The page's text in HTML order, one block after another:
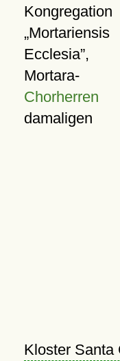
Mortariensis
Ecclesia ,
Mortara-
Chorherren
damaligen
Kloster Santa